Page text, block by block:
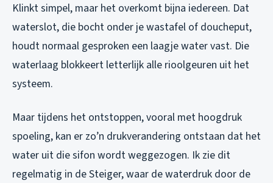
Klinkt simpel, maar het overkomt bijna iedereen. Dat
waterslot, die bocht onder je wastafel of doucheput,
houdt normaal gesproken een laagje water vast. Die
waterlaag blokkeert letterlijk alle rioolgeuren uit het
systeem.
Maar tijdens het ontstoppen, vooral met hoogdruk
spoeling, kan er zo’n drukverandering ontstaan dat het
water uit die sifon wordt weggezogen. Ik zie dit
regelmatig in de Steiger, waar de waterdruk door de